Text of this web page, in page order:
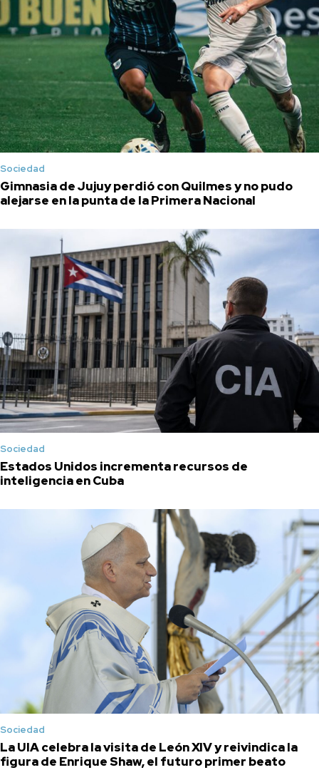
Sociedad
Gimnasia de Jujuy perdió con Quilmes y no pudo
alejarse en la punta de la Primera Nacional
Sociedad
Estados Unidos incrementa recursos de
inteligencia en Cuba
Sociedad
La UIA celebra la visita de León XIV y reivindica la
figura de Enrique Shaw, el futuro primer beato